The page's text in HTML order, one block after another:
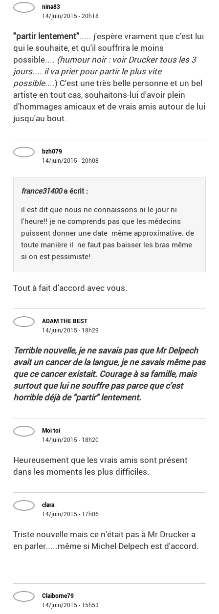
nina83
14/juin/2015 - 20h18
"partir lentement"..... j'espère vraiment que c'est lui
qui le souhaite, et qu'il souffrira le moins
possible.... (humour noir : voir Drucker tous les 3
jours.... il va prier pour partir le plus vite
possible....) C'est une très belle personne et un bel
artiste en tout cas, souhaitons-lui d'avoir plein
d'hommages amicaux et de vrais amis autour de lui
jusqu'au bout.
bzh079
14/juin/2015 - 20h08
france31400a écrit :
il est dit que nous ne connaissons ni le jour ni
l'heure!! je ne comprends pas que les médecins
puissent donner une date même approximative. de
toute manière il ne faut pas baisser les bras même
si on est pessimiste!
Tout à fait d'accord avec vous.
ADAM THE BEST
14/juin/2015 - 18h29
Terrible nouvelle, je ne savais pas que Mr Delpech
avait un cancer de la langue, je ne savais même pas
que ce cancer existait. Courage à sa famille, mais
surtout que lui ne souffre pas parce que c'est
horrible déjà de "partir" lentement.
Moi toi
14/juin/2015 - 18h20
Heureusement que les vrais amis sont présent
dans les moments les plus difficiles.
clara
14/juin/2015 - 17h06
Triste nouvelle mais ce n'était pas à Mr Drucker a
en parler.....même si Michel Delpech est d'accord.
Claiborne79
14/juin/2015 - 15h53